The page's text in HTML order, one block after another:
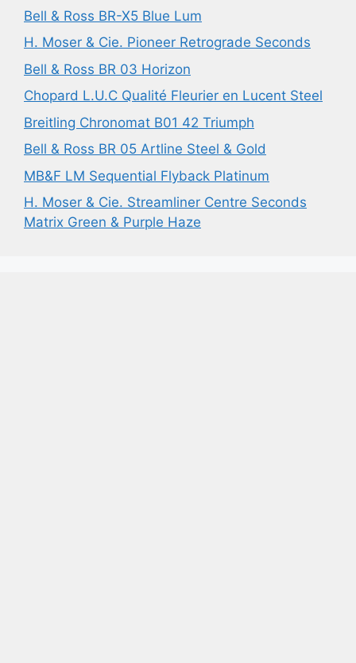
Bell & Ross BR-X5 Blue Lum
H. Moser & Cie. Pioneer Retrograde Seconds
Bell & Ross BR 03 Horizon
Chopard L.U.C Qualité Fleurier en Lucent Steel
Breitling Chronomat B01 42 Triumph
Bell & Ross BR 05 Artline Steel & Gold
MB&F LM Sequential Flyback Platinum
H. Moser & Cie. Streamliner Centre Seconds
Matrix Green & Purple Haze